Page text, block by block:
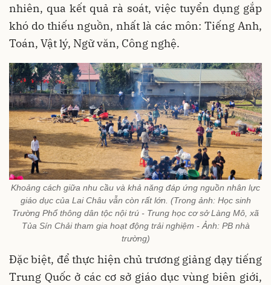
nhiên, qua kết quả rà soát, việc tuyển dụng gắp
khó do thiếu nguồn, nhất là các môn: Tiếng Anh,
Toán, Vật lý, Ngữ văn, Công nghệ.
Khoảng cách giữa nhu cầu và khả năng đáp ứng nguồn nhân lực
giáo dục của Lai Châu vẫn còn rất lớn. (Trong ảnh: Học sinh
Trường Phổ thông dân tộc nội trú - Trung học cơ sở Làng Mô, xã
Tủa Sín Chải tham gia hoạt động trải nghiệm - Ảnh: PB nhà
trường)
Đặc biệt, để thực hiện chủ trương giảng dạy tiếng
Trung Quốc ở các cơ sở giáo dục vùng biên giới,